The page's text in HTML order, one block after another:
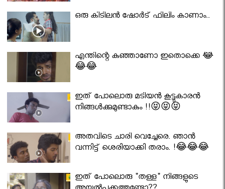
ഒരു കിടിലൻ ഷോർട് ഫിലിം കാണാം..
എന്തിന്റെ കുഞ്ഞാണോ ഇതൊക്കെ 😂
😂😂
ഇത് പോലൊരു മടിയൻ കൂട്ടുകാരൻ
നിങ്ങൾക്കുമുണ്ടാകും !!😝😝😝
അതവിടെ ചാരി വെച്ചേരെ. ഞാൻ
വന്നിട്ട് ശെരിയാക്കി തരാം. !😂😂😂
ഇത് പോലൊരു "തള്ള" നിങ്ങളുടെ